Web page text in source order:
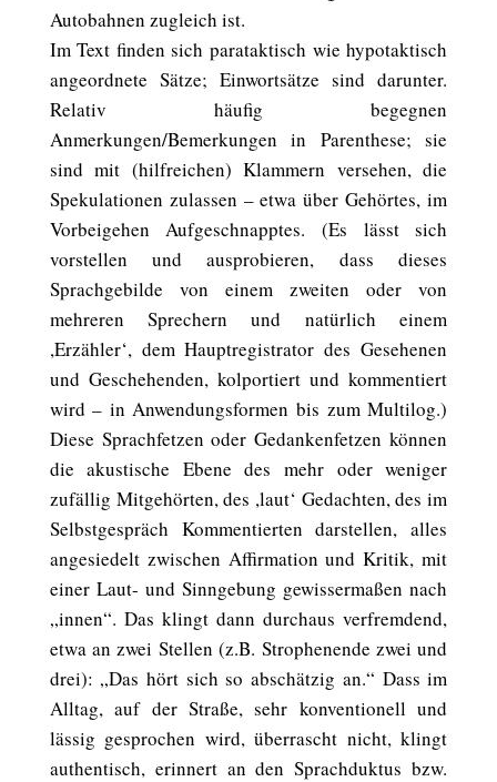
Autobahnen zugleich ist.
Im Text finden sich parataktisch wie hypotaktisch
angeordnete Sätze; Einwortsätze sind darunter.
Relativ häufig begegnen
Anmerkungen/Bemerkungen in Parenthese; sie
sind mit (hilfreichen) Klammern versehen, die
Spekulationen zulassen – etwa über Gehörtes, im
Vorbeigehen Aufgeschnapptes. (Es lässt sich
vorstellen und ausprobieren, dass dieses
Sprachgebilde von einem zweiten oder von
mehreren Sprechern und natürlich einem
,Erzähler‘, dem Hauptregistrator des Gesehenen
und Geschehenden, kolportiert und kommentiert
wird – in Anwendungsformen bis zum Multilog.)
Diese Sprachfetzen oder Gedankenfetzen können
die akustische Ebene des mehr oder weniger
zufällig Mitgehörten, des ,laut‘ Gedachten, des im
Selbstgespräch Kommentierten darstellen, alles
angesiedelt zwischen Affirmation und Kritik, mit
einer Laut- und Sinngebung gewissermaßen nach
„innen“. Das klingt dann durchaus verfremdend,
etwa an zwei Stellen (z.B. Strophenende zwei und
drei): „Das hört sich so abschätzig an.“ Dass im
Alltag, auf der Straße, sehr konventionell und
lässig gesprochen wird, überrascht nicht, klingt
authentisch, erinnert an den Sprachduktus bzw.